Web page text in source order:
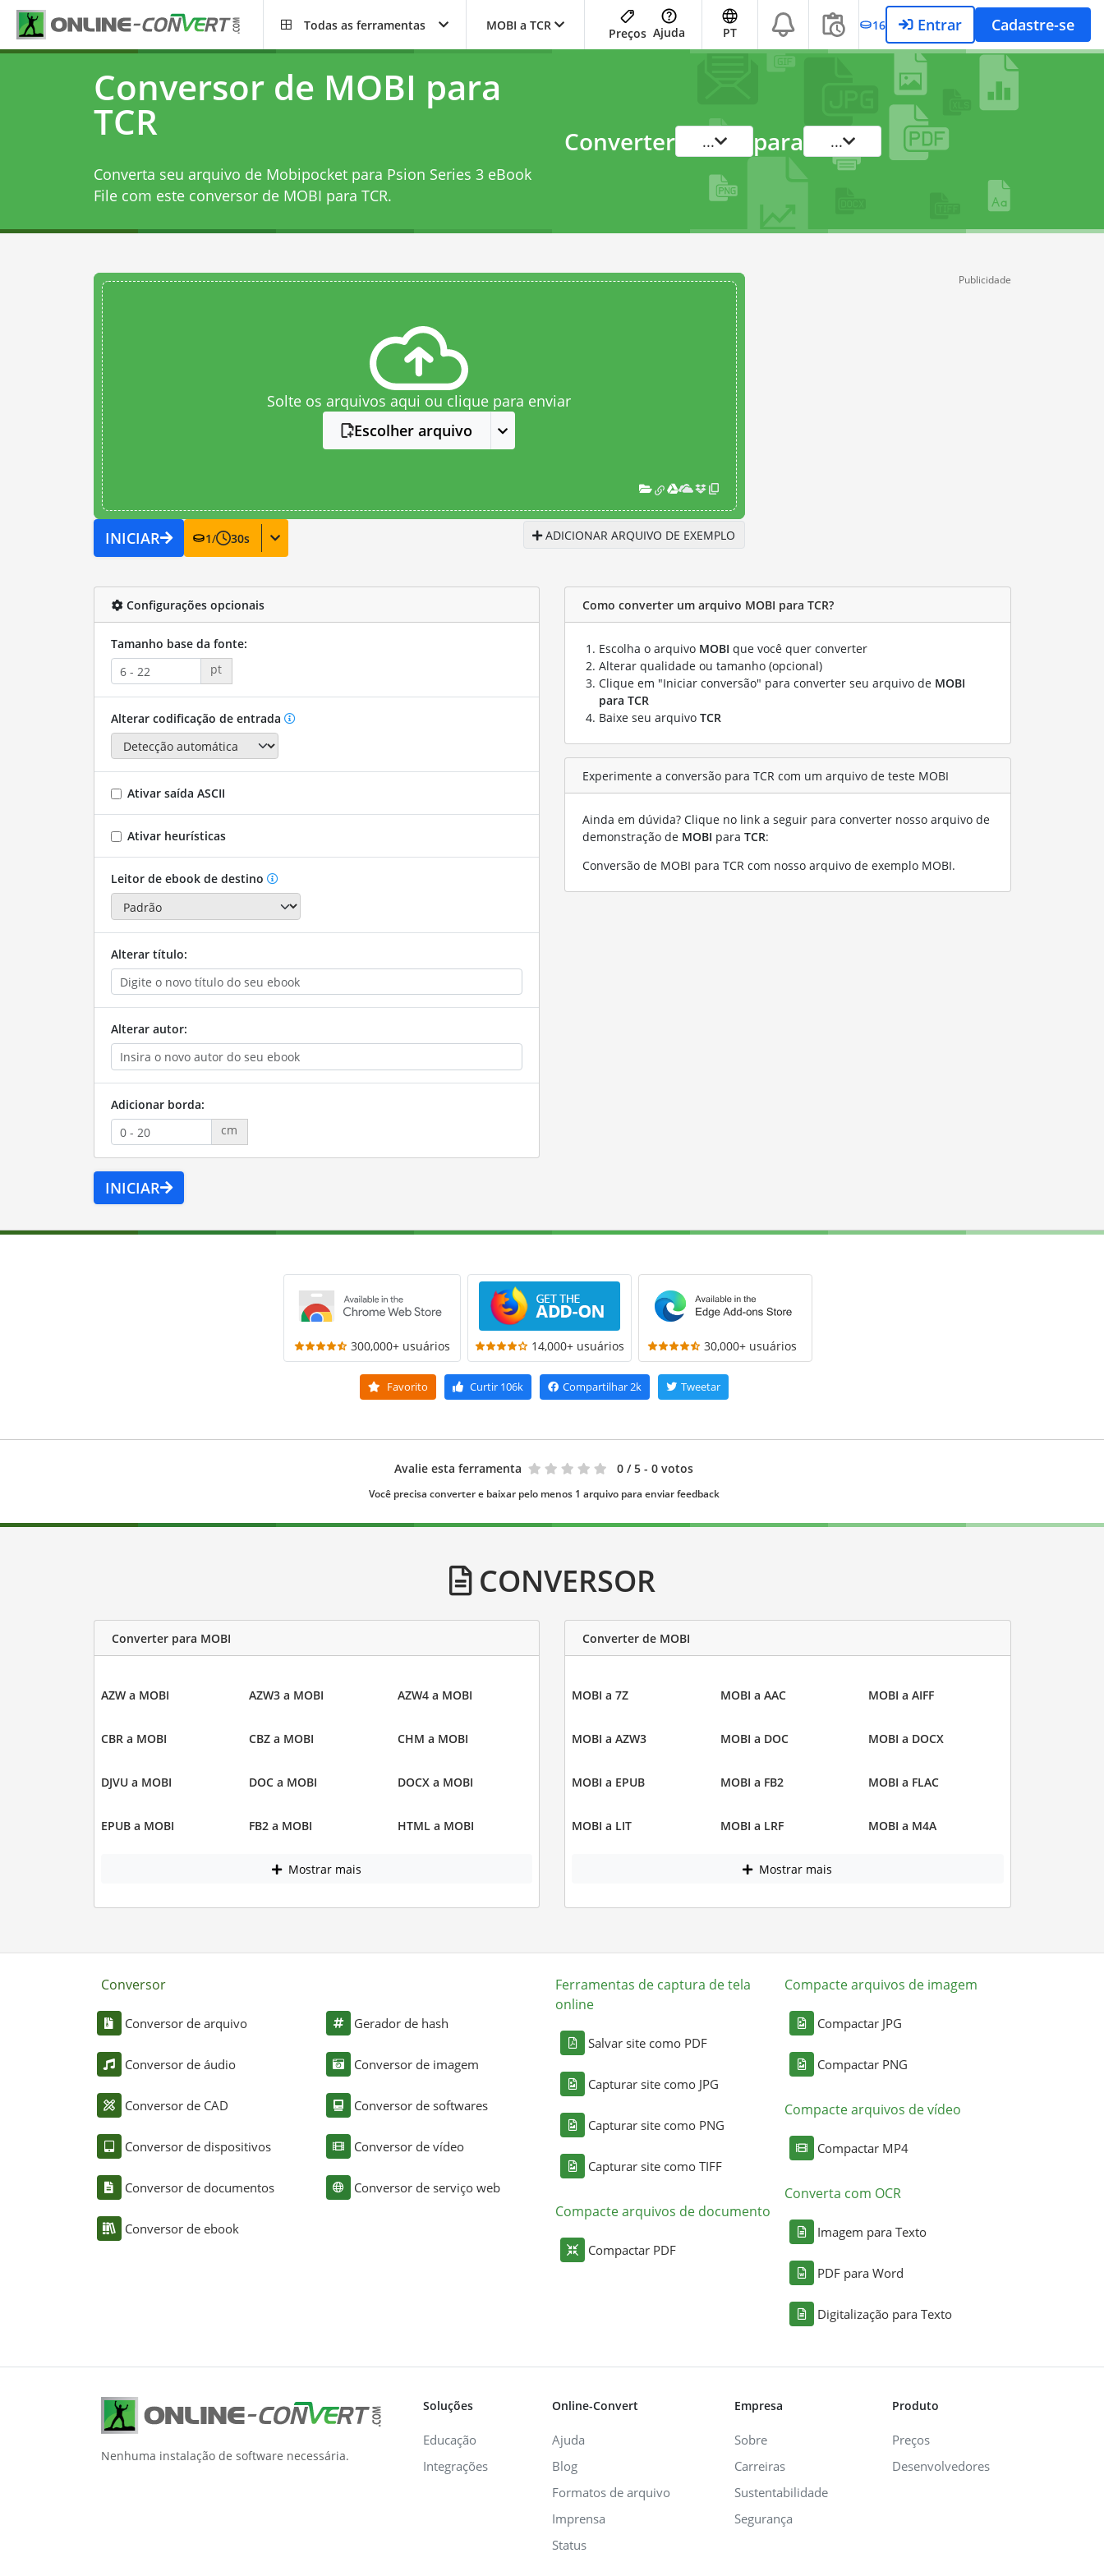
Todas as ferramentas MOBI a TCR
Preços Ajuda PT 16 Entrar Cadastre-se
Conversor de MOBI para
TCR
Converta seu arquivo de Mobipocket para Psion Series 3 eBook
File com este conversor de MOBI para TCR.
Converter ... para ...
Solte os arquivos aqui ou clique para enviar
Escolher arquivo
INICIAR 1/ 30s ADICIONAR ARQUIVO DE EXEMPLO
Publicidade
Configurações opcionais
Tamanho base da fonte:
pt
Alterar codificação de entrada
Ativar saída ASCII
Ativar heurísticas
Leitor de ebook de destino
Alterar título:
Alterar autor:
Adicionar borda:
cm
INICIAR
Como converter um arquivo MOBI para TCR?
Escolha o arquivo MOBI que você quer converter
Alterar qualidade ou tamanho (opcional)
Clique em "Iniciar conversão" para converter seu arquivo de MOBI
para TCR
Baixe seu arquivo TCR
Experimente a conversão para TCR com um arquivo de teste MOBI
Ainda em dúvida? Clique no link a seguir para converter nosso arquivo de
demonstração de MOBI para TCR:
Conversão de MOBI para TCR com nosso arquivo de exemplo MOBI.
300,000+ usuários 14,000+ usuários 30,000+ usuários
Favorito Curtir106k Compartilhar2k Tweetar
Avalie esta ferramenta 0 / 5 - 0 votos
Você precisa converter e baixar pelo menos 1 arquivo para enviar feedback
CONVERSOR
Converter para MOBI
AZW a MOBI AZW3 a MOBI AZW4 a MOBI
CBR a MOBI CBZ a MOBI CHM a MOBI
DJVU a MOBI DOC a MOBI DOCX a MOBI
EPUB a MOBI FB2 a MOBI HTML a MOBI
Mostrar mais
Converter de MOBI
MOBI a 7Z MOBI a AAC MOBI a AIFF
MOBI a AZW3 MOBI a DOC MOBI a DOCX
MOBI a EPUB MOBI a FB2 MOBI a FLAC
MOBI a LIT MOBI a LRF MOBI a M4A
Mostrar mais
Conversor
Conversor de arquivo
Conversor de áudio
Conversor de CAD
Conversor de dispositivos
Conversor de documentos
Conversor de ebook
Gerador de hash
Conversor de imagem
Conversor de softwares
Conversor de vídeo
Conversor de serviço web
Ferramentas de captura de tela
online
Salvar site como PDF
Capturar site como JPG
Capturar site como PNG
Capturar site como TIFF
Compacte arquivos de documento
Compactar PDF
Compacte arquivos de imagem
Compactar JPG
Compactar PNG
Compacte arquivos de vídeo
Compactar MP4
Converta com OCR
Imagem para Texto
PDF para Word
Digitalização para Texto
Nenhuma instalação de software necessária.
Soluções
Educação
Integrações
Online-Convert
Ajuda
Blog
Formatos de arquivo
Imprensa
Status
Empresa
Sobre
Carreiras
Sustentabilidade
Segurança
Produto
Preços
Desenvolvedores